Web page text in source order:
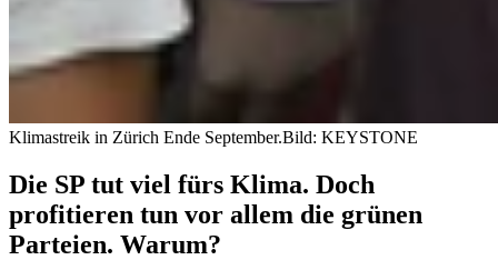
Klimastreik in Zürich Ende September.Bild: KEYSTONE
Die SP tut viel fürs Klima. Doch
profitieren tun vor allem die grünen
Parteien. Warum?